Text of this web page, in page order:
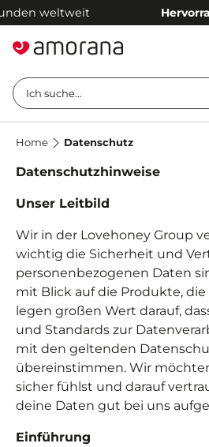
Hervorragendauf
Ich suche...
Home Datenschutz
Datenschutzhinweise
Unser Leitbild
Wir in der Lovehoney Group
wichtig die Sicherheit und
personenbezogenen Daten
mit Blick auf die Produkte,
legen großen Wert darauf,
und Standards zur
mit den geltenden
übereinstimmen. Wir
sicher fühlst und darauf
deine Daten gut bei uns
Einführung